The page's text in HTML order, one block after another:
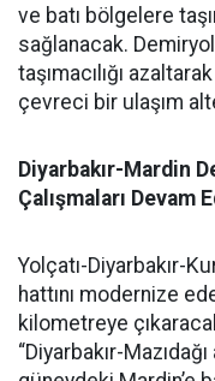
ve batı bölgelere
sağlanacak.
taşımacılığı
çevreci bir ulaşım
Diyarbakır-Mardin
Çalışmaları Devam
Yolçatı-Diyarbakır-
hattını modernize
kilometreye
“Diyarbakır-